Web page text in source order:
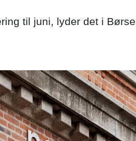
til juni, lyder det i